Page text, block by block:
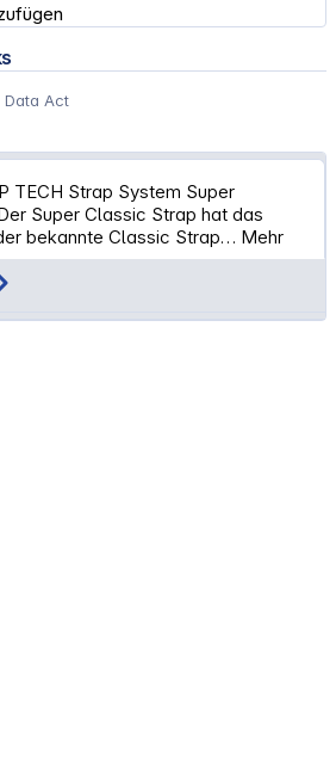
Data Act
TECH Strap System Super
Super Classic Strap hat das
bekannte Classic Strap… Mehr